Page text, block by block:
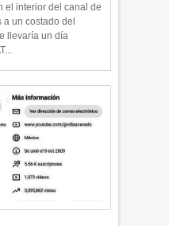
el interior del canal de
a un costado del
llevaría un día